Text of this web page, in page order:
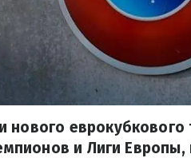
еврокубкового
и Лиги Европы,